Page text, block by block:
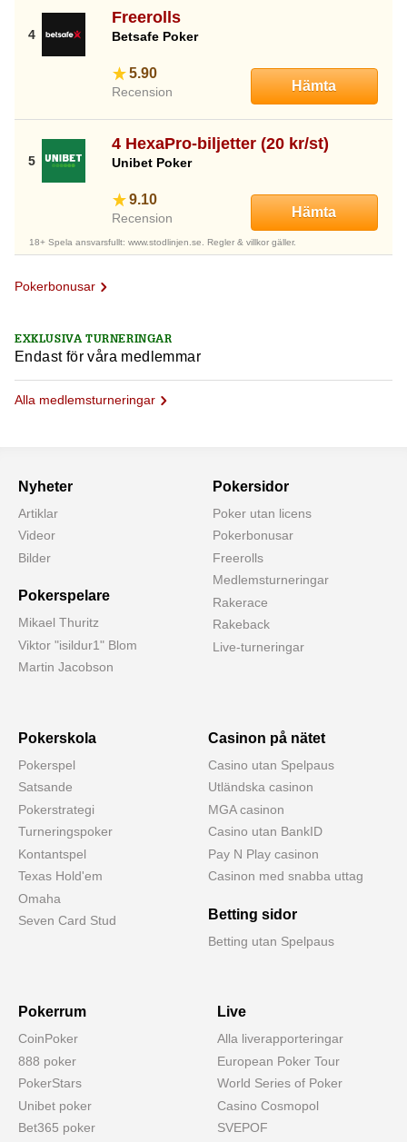
Freerolls
Betsafe Poker
5.90
Recension Hämta
4 HexaPro-biljetter (20 kr/st)
Unibet Poker
9.10
Recension Hämta
18+ Spela ansvarsfullt: www.stodlinjen.se. Regler & villkor gäller.
Pokerbonusar
EXKLUSIVA TURNERINGAR
Endast för våra medlemmar
Alla medlemsturneringar
Nyheter
Artiklar
Videor
Bilder
Pokerspelare
Mikael Thuritz
Viktor "isildur1" Blom
Martin Jacobson
Pokersidor
Poker utan licens
Pokerbonusar
Freerolls
Medlemsturneringar
Rakerace
Rakeback
Live-turneringar
Pokerskola
Pokerspel
Satsande
Pokerstrategi
Turneringspoker
Kontantspel
Texas Hold'em
Omaha
Seven Card Stud
Casinon på nätet
Casino utan Spelpaus
Utländska casinon
MGA casinon
Casino utan BankID
Pay N Play casinon
Casinon med snabba uttag
Betting sidor
Betting utan Spelpaus
Pokerrum
CoinPoker
888 poker
PokerStars
Unibet poker
Bet365 poker
Live
Alla liverapporteringar
European Poker Tour
World Series of Poker
Casino Cosmopol
SVEPOF